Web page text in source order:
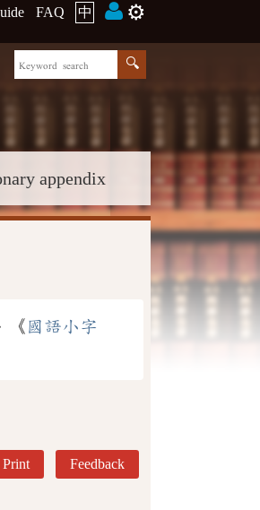
FAQ 中 ⚙️
appendix
《 國語小字
Print Feedback